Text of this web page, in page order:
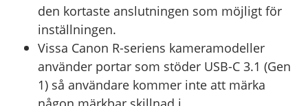
den kortaste anslutningen som möjligt för
inställningen.
Vissa Canon R-seriens kameramodeller
använder portar som stöder USB-C 3.1 (Gen
1) så användare kommer inte att märka